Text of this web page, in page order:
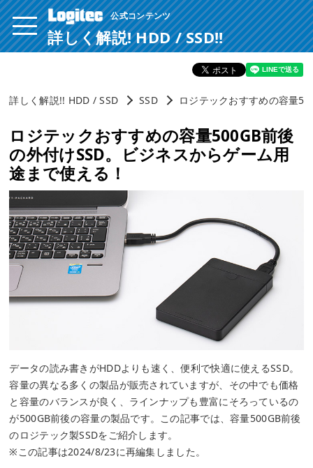
公式コンテンツ
詳しく解説! HDD / SSD!!
詳しく解説!! HDD / SSD SSD ロジテックおすすめの容量
ロジテックおすすめの容量500GB前後
の外付けSSD。ビジネスからゲーム用
途まで使える！
データの読み書きがHDDよりも速く、便利で快適に使えるSSD。
容量の異なる多くの製品が販売されていますが、その中でも価格
と容量のバランスが良く、ラインナップも豊富にそろっているの
が500GB前後の容量の製品です。この記事では、容量500GB前後
のロジテック製SSDをご紹介します。
※この記事は2024/8/23に再編集しました。